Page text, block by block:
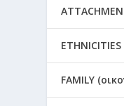
FAMILY